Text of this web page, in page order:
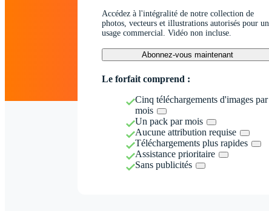
Accédez à l'intégralité de notre collection de
photos, vecteurs et illustrations autorisés pour un
usage commercial. Vidéo non incluse.
Abonnez-vous maintenant
Le forfait comprend :
Cinq téléchargements d'images par
mois
Un pack par mois
Aucune attribution requise
Téléchargements plus rapides
Assistance prioritaire
Sans publicités